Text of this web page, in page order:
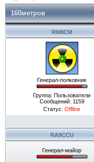
160метров
RM9CM
Генерал-полковник
Группа: Пользователи
Сообщений: 1159
Статус: Offline
RA9CCU
Генерал-майор